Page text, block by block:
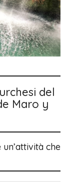
del
Maro y
che